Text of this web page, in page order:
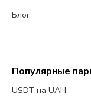
Блог
Популярные
USDT на UAH